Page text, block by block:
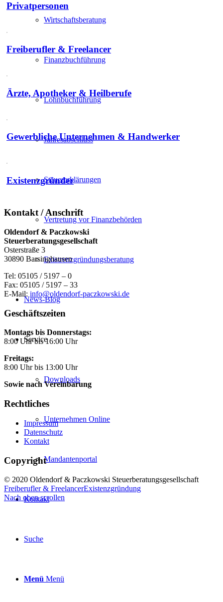
Wirtschaftsberatung
Finanzbuchführung
Lohnbuchführung
Jahresabschluss
Steuererklärungen
Vertretung vor Finanzbehörden
Existrenzgründungsberatung
News-Blog
Service
Downloads
Unternehmen Online
Mandantenportal
Kontakt
Suche
Menü Menü
Privatpersonen
Freiberufler & Freelancer
Ärzte, Apotheker & Heilberufe
Gewerbliche Unternehmen & Handwerker
Existenzgründer
Kontakt / Anschrift
Oldendorf & Paczkowski
Steuerberatungsgesellschaft
Osterstraße 3
30890 Barsinghausen
Tel: 05105 / 5197 – 0
Fax: 05105 / 5197 – 33
E-Mail: info@oldendorf-paczkowski.de
Geschäftszeiten
Montags bis Donnerstags:
8:00 Uhr bis 16:00 Uhr
Freitags:
8:00 Uhr bis 13:00 Uhr
Sowie nach Vereinbarung
Rechtliches
Impressum
Datenschutz
Kontakt
Copyright
© 2020 Oldendorf & Paczkowski Steuerberatungsgesellschaft
Freiberufler & FreelancerExistenzgründung
Nach oben scrollen